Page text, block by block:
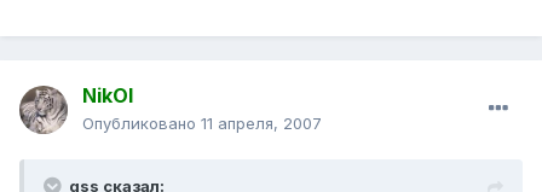
NikOl
Опубликовано 11 апреля, 2007
gss сказал: